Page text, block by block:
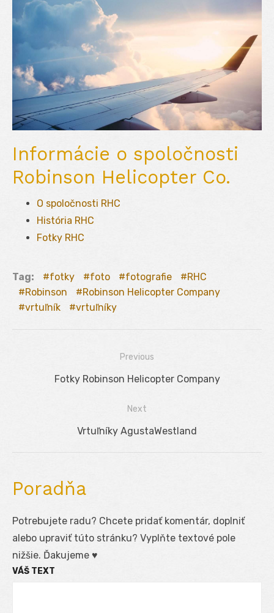
Informácie o spoločnosti
Robinson Helicopter Co.
O spoločnosti RHC
História RHC
Fotky RHC
Tag: fotky foto fotografie
RHC
Robinson
Robinson Helicopter Company
vrtuľník
vrtuľníky
Navigácia
Previous
Previous
Fotky Robinson Helicopter Company
Next
Next
Vrtuľníky AgustaWestland
Poradňa
Potrebujete radu? Chcete pridať komentár, doplniť
alebo upraviť túto stránku? Vyplňte textové pole
nižšie. Ďakujeme ♥
VÁŠ TEXT